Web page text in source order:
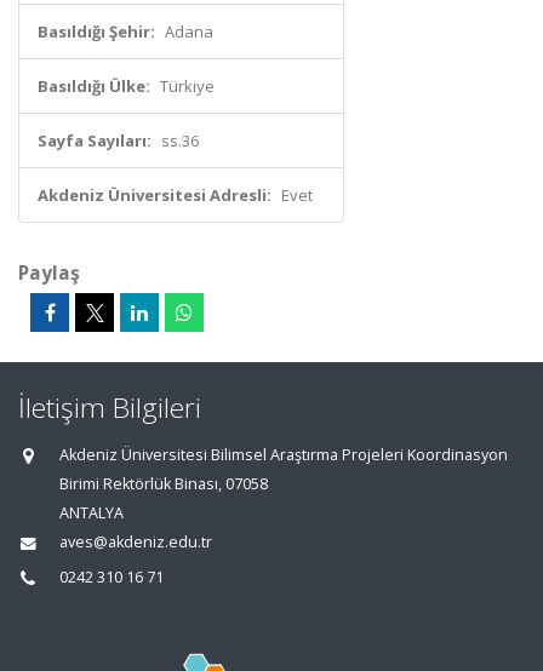
Basıldığı Şehir: Adana
Basıldığı Ülke: Türkiye
Sayfa Sayıları: ss.36
Akdeniz Üniversitesi Adresli: Evet
Paylaş
İletişim Bilgileri
Akdeniz Üniversitesi Bilimsel Araştırma Projeleri Koordinasyon
Birimi Rektörlük Binası, 07058
ANTALYA
aves@akdeniz.edu.tr
0242 310 16 71